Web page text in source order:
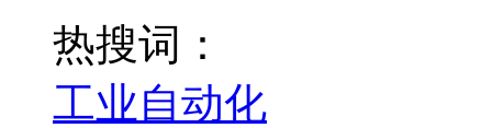
热搜词：
工业自动化